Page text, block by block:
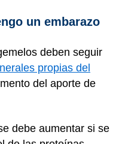
un embarazo
deben seguir
propias del
del aporte de
debe aumentar si se